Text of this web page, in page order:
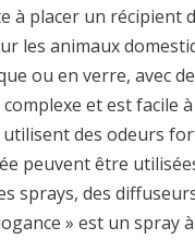
à placer un récipient
les animaux
ou en verre, avec
et est facile
utilisent des odeurs
peuvent être
sprays, des
» est un spray